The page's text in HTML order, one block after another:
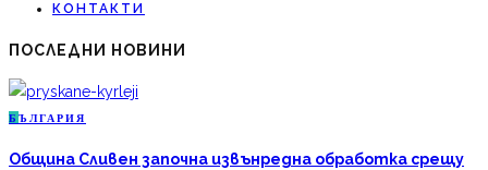
КОНТАКТИ
ПОСЛЕДНИ НОВИНИ
Б ЪЛГАРИЯ
Община Сливен започна извънредна обработка срещу